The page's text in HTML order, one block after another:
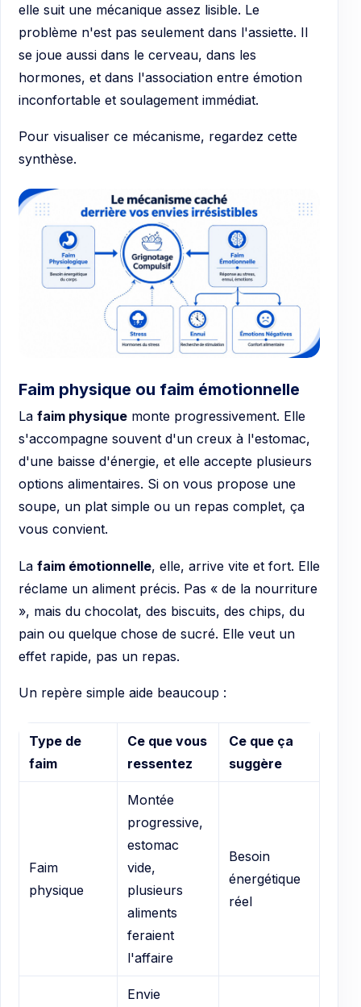
elle suit une mécanique assez lisible. Le
problème n'est pas seulement dans l'assiette. Il
se joue aussi dans le cerveau, dans les
hormones, et dans l'association entre émotion
inconfortable et soulagement immédiat.
Pour visualiser ce mécanisme, regardez cette
synthèse.
Faim physique ou faim émotionnelle
La faim physique monte progressivement. Elle
s'accompagne souvent d'un creux à l'estomac,
d'une baisse d'énergie, et elle accepte plusieurs
options alimentaires. Si on vous propose une
soupe, un plat simple ou un repas complet, ça
vous convient.
La faim émotionnelle, elle, arrive vite et fort. Elle
réclame un aliment précis. Pas « de la nourriture
», mais du chocolat, des biscuits, des chips, du
pain ou quelque chose de sucré. Elle veut un
effet rapide, pas un repas.
Un repère simple aide beaucoup :
Type de
faim
Ce que vous
ressentez
Ce que ça
suggère
Faim
physique
Montée
progressive,
estomac
vide,
plusieurs
aliments
feraient
l'affaire
Besoin
énergétique
réel
Envie